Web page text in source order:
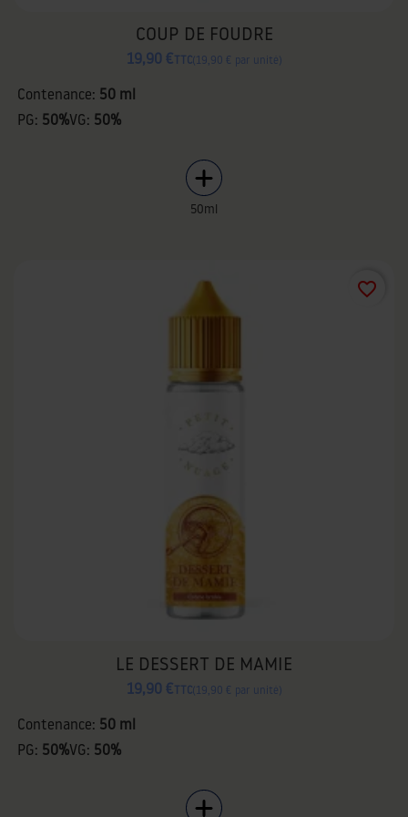
COUP DE FOUDRE
19,90 € TTC 19,90 € par unité
Contenance: 50 ml
PG: 50%VG: 50%
50ml
LE DESSERT DE MAMIE
19,90 € TTC 19,90 € par unité
Contenance: 50 ml
PG: 50%VG: 50%
favorite_border